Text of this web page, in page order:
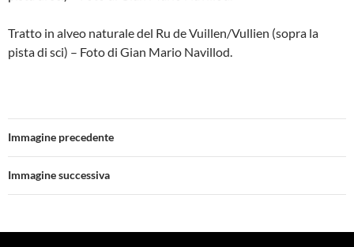
Tratto in alveo naturale del Ru de Vuillen/Vullien (sopra la
pista di sci) – Foto di Gian Mario Navillod.
Immagine precedente
Immagine successiva